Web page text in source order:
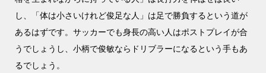
し、「体は小さいけれど俊足な人」は足で勝負するという道が
あるはずです。サッカーでも身長の高い人はポストプレイが合
うでしょうし、小柄で俊敏ならドリブラーになるという手もあ
るでしょう。